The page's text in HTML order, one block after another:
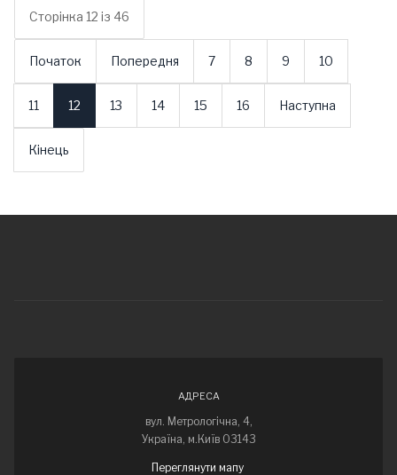
Сторінка 12 із 46
Початок Попередня 7 8 9 10
11 12 13 14 15 16 Наступна
Кінець
АДРЕСА
вул. Метрологічна, 4,
Україна, м.Київ 03143
Переглянути мапу